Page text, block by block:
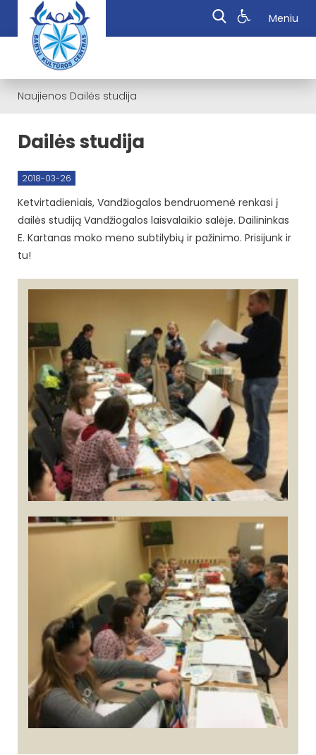
Meniu
Naujienos Dailės studija
Dailės studija
2018-03-26
Ketvirtadieniais, Vandžiogalos bendruomenė renkasi į
dailės studiją Vandžiogalos laisvalaikio salėje. Dailininkas
E. Kartanas moko meno subtilybių ir pažinimo. Prisijunk ir
tu!